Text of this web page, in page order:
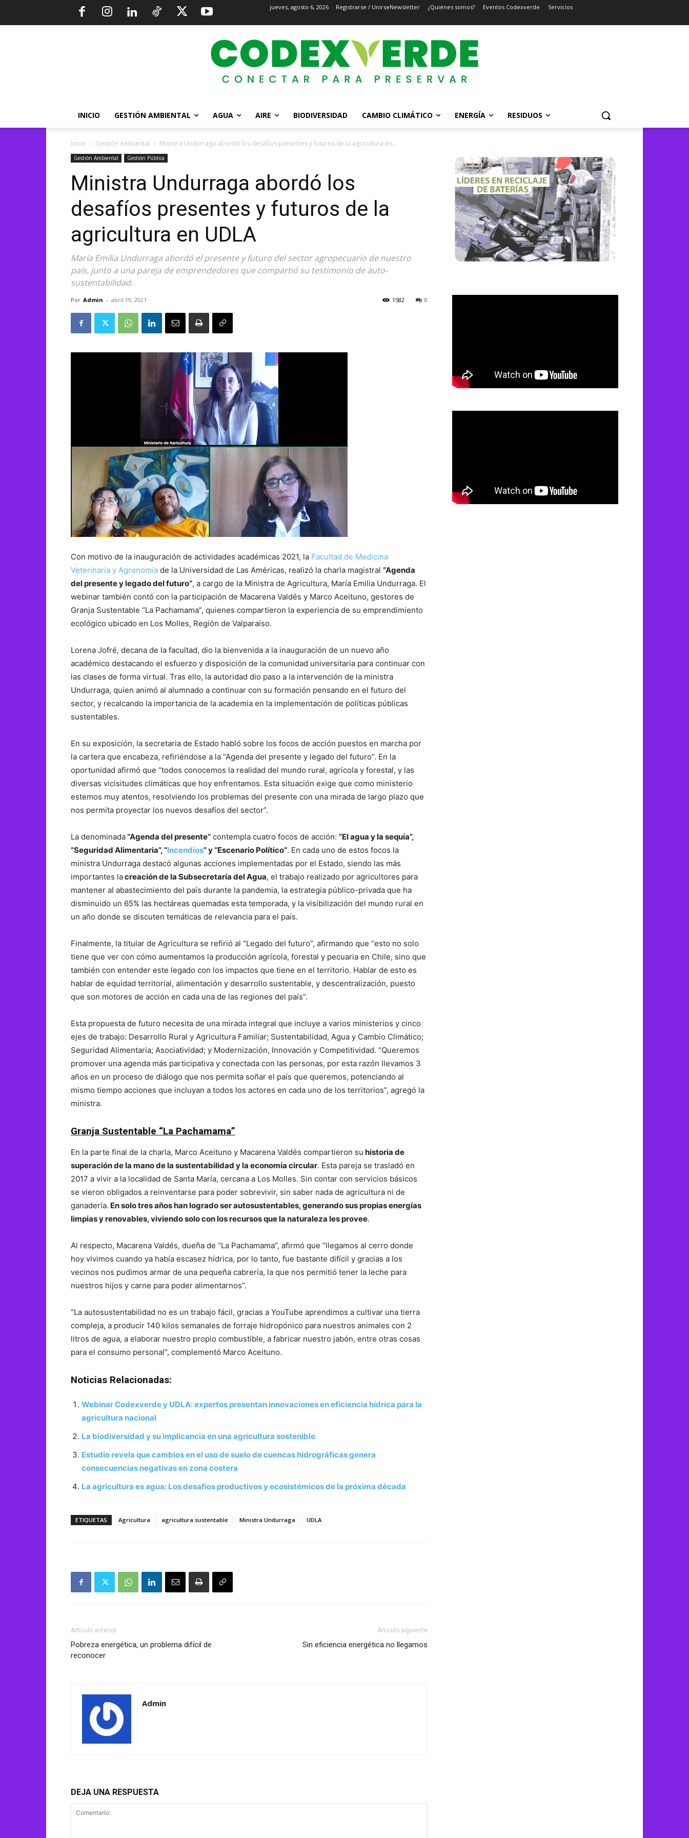
jueves, agosto 6, 2026 Registrarse / UnirseNewsletter ¿Quiénes somos? Eventos Codexverde Servicios
INICIO GESTIÓN AMBIENTAL AGUA AIRE BIODIVERSIDAD CAMBIO CLIMÁTICO ENERGÍA RESIDUOS
Inicio Gestión Ambiental Ministra Undurraga abordó los desafíos presentes y futuros de la agricultura en...
Gestión Ambiental Gestión Pública
Ministra Undurraga abordó los
desafíos presentes y futuros de la
agricultura en UDLA
María Emilia Undurraga abordó el presente y futuro del sector agropecuario de nuestro
país, junto a una pareja de emprendedores que compartió su testimonio de auto-
sustentabilidad.
Por Admin - abril 19, 2021 0
1582
Con motivo de la inauguración de actividades académicas 2021, la Facultad de Medicina
Veterinaria y Agronomía de la Universidad de Las Américas, realizó la charla magistral “Agenda
del presente y legado del futuro”, a cargo de la Ministra de Agricultura, María Emilia Undurraga. El
webinar también contó con la participación de Macarena Valdés y Marco Aceituno, gestores de
Granja Sustentable “La Pachamama”, quienes compartieron la experiencia de su emprendimiento
ecológico ubicado en Los Molles, Región de Valparaíso.
Lorena Jofré, decana de la facultad, dio la bienvenida a la inauguración de un nuevo año
académico destacando el esfuerzo y disposición de la comunidad universitaria para continuar con
las clases de forma virtual. Tras ello, la autoridad dio paso a la intervención de la ministra
Undurraga, quien animó al alumnado a continuar con su formación pensando en el futuro del
sector, y recalcando la importancia de la academia en la implementación de políticas públicas
sustentables.
En su exposición, la secretaria de Estado habló sobre los focos de acción puestos en marcha por
la cartera que encabeza, refiriéndose a la “Agenda del presente y legado del futuro”. En la
oportunidad afirmó que “todos conocemos la realidad del mundo rural, agrícola y forestal, y las
diversas vicisitudes climáticas que hoy enfrentamos. Esta situación exige que como ministerio
estemos muy atentos, resolviendo los problemas del presente con una mirada de largo plazo que
nos permita proyectar los nuevos desafíos del sector”.
La denominada“Agenda del presente” contempla cuatro focos de acción: “El agua y la sequía”,
“Seguridad Alimentaria”, “Incendios” y “Escenario Político”. En cada uno de estos focos la
ministra Undurraga destacó algunas acciones implementadas por el Estado, siendo las más
importantes lacreación de la Subsecretaría del Agua, el trabajo realizado por agricultores para
mantener al abastecimiento del país durante la pandemia, la estrategia público-privada que ha
disminuido un 65% las hectáreas quemadas esta temporada, y la visibilización del mundo rural en
un año donde se discuten temáticas de relevancia para el país.
Finalmente, la titular de Agricultura se refirió al “Legado del futuro”, afirmando que “esto no solo
tiene que ver con cómo aumentamos la producción agrícola, forestal y pecuaria en Chile, sino que
también con entender este legado con los impactos que tiene en el territorio. Hablar de esto es
hablar de equidad territorial, alimentación y desarrollo sustentable, y descentralización, puesto
que son motores de acción en cada una de las regiones del país”.
Esta propuesta de futuro necesita de una mirada integral que incluye a varios ministerios y cinco
ejes de trabajo: Desarrollo Rural y Agricultura Familiar; Sustentabilidad, Agua y Cambio Climático;
Seguridad Alimentaria; Asociatividad; y Modernización, Innovación y Competitividad. “Queremos
promover una agenda más participativa y conectada con las personas, por esta razón llevamos 3
años en un proceso de diálogo que nos permita soñar el país que queremos, potenciando al
mismo tiempo acciones que incluyan a todos los actores en cada uno de los territorios”, agregó la
ministra.
Granja Sustentable “La Pachamama”
En la parte final de la charla, Marco Aceituno y Macarena Valdés compartieron su historia de
superación de la mano de la sustentabilidad y la economía circular. Esta pareja se trasladó en
2017 a vivir a la localidad de Santa María, cercana a Los Molles. Sin contar con servicios básicos
se vieron obligados a reinventarse para poder sobrevivir, sin saber nada de agricultura ni de
ganadería. En solo tres años han logrado ser autosustentables, generando sus propias energías
limpias y renovables, viviendo solo con los recursos que la naturaleza les provee.
Al respecto, Macarena Valdés, dueña de “La Pachamama”, afirmó que “llegamos al cerro donde
hoy vivimos cuando ya había escasez hídrica, por lo tanto, fue bastante difícil y gracias a los
vecinos nos pudimos armar de una pequeña cabrería, la que nos permitió tener la leche para
nuestros hijos y carne para poder alimentarnos”.
“La autosustentabilidad no es un trabajo fácil, gracias a YouTube aprendimos a cultivar una tierra
compleja, a producir 140 kilos semanales de forraje hidropónico para nuestros animales con 2
litros de agua, a elaborar nuestro propio combustible, a fabricar nuestro jabón, entre otras cosas
para el consumo personal”, complementó Marco Aceituno.
Noticias Relacionadas:
Webinar Codexverde y UDLA: expertos presentan innovaciones en eficiencia hídrica para la
agricultura nacional
La biodiversidad y su implicancia en una agricultura sostenible
Estudio revela que cambios en el uso de suelo de cuencas hidrográficas genera
consecuencias negativas en zona costera
La agricultura es agua: Los desafíos productivos y ecosistémicos de la próxima década
ETIQUETAS Agricultura agricultura sustentable Ministra Undurraga UDLA
Artículo anterior
Pobreza energética, un problema difícil de
reconocer
Artículo siguiente
Sin eficiencia energética no llegamos
Admin
DEJA UNA RESPUESTA